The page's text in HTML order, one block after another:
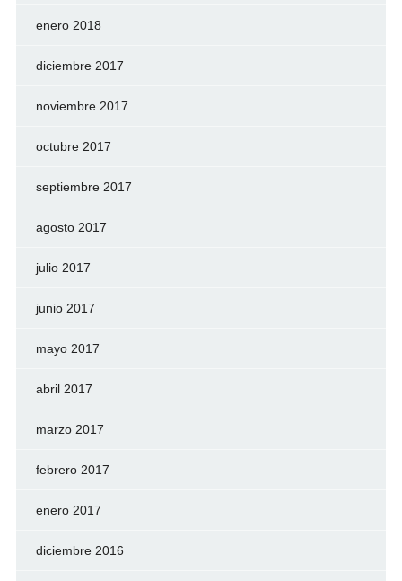
enero 2018
diciembre 2017
noviembre 2017
octubre 2017
septiembre 2017
agosto 2017
julio 2017
junio 2017
mayo 2017
abril 2017
marzo 2017
febrero 2017
enero 2017
diciembre 2016